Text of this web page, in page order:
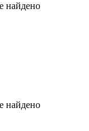
найдено
найдено